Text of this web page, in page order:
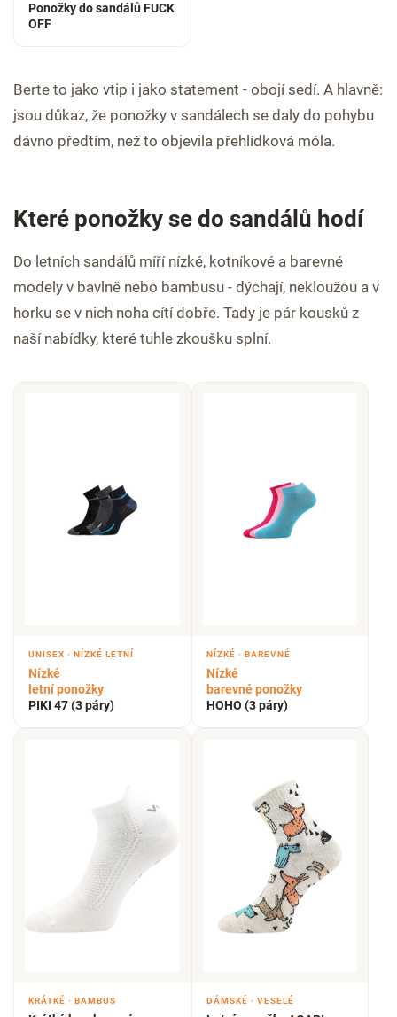
Ponožky do sandálů FUCK
OFF
Berte to jako vtip i jako statement - obojí sedí. A hlavně:
jsou důkaz, že ponožky v sandálech se daly do pohybu
dávno předtím, než to objevila přehlídková móla.
Které ponožky se do sandálů hodí
Do letních sandálů míří nízké, kotníkové a barevné
modely v bavlně nebo bambusu - dýchají, nekloužou a v
horku se v nich noha cítí dobře. Tady je pár kousků z
naší nabídky, které tuhle zkoušku splní.
UNISEX · NÍZKÉ LETNÍ
Nízké
letní ponožky
PIKI 47 (3 páry)
NÍZKÉ · BAREVNÉ
Nízké
barevné ponožky
HOHO (3 páry)
KRÁTKÉ · BAMBUS DÁMSKÉ · VESELÉ